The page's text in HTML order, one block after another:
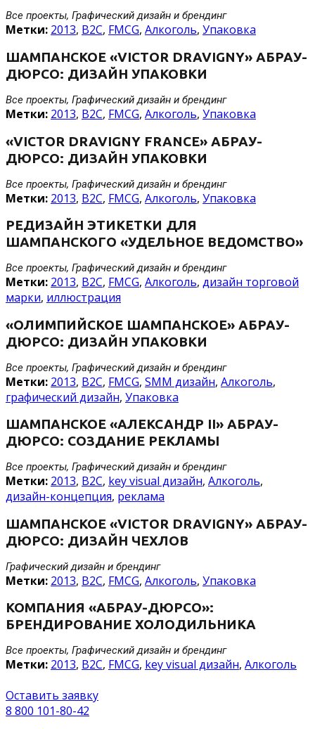
Все проекты, Графический дизайн и брендинг
Метки: 2013, B2C, FMCG, Алкоголь, Упаковка
ШАМПАНСКОЕ «VICTOR DRAVIGNY» АБРАУ-
ДЮРСО: ДИЗАЙН УПАКОВКИ
Все проекты, Графический дизайн и брендинг
Метки: 2013, B2C, FMCG, Алкоголь, Упаковка
«VICTOR DRAVIGNY FRANCE» АБРАУ-
ДЮРСО: ДИЗАЙН УПАКОВКИ
Все проекты, Графический дизайн и брендинг
Метки: 2013, B2C, FMCG, Алкоголь, Упаковка
РЕДИЗАЙН ЭТИКЕТКИ ДЛЯ
ШАМПАНСКОГО «УДЕЛЬНОЕ ВЕДОМСТВО»
Все проекты, Графический дизайн и брендинг
Метки: 2013, B2C, FMCG, Алкоголь, дизайн торговой
марки, иллюстрация
«ОЛИМПИЙСКОЕ ШАМПАНСКОЕ» АБРАУ-
ДЮРСО: ДИЗАЙН УПАКОВКИ
Все проекты, Графический дизайн и брендинг
Метки: 2013, B2C, FMCG, SMM дизайн, Алкоголь,
графический дизайн, Упаковка
ШАМПАНСКОЕ «АЛЕКСАНДР II» АБРАУ-
ДЮРСО: СОЗДАНИЕ РЕКЛАМЫ
Все проекты, Графический дизайн и брендинг
Метки: 2013, B2C, key visual дизайн, Алкоголь,
дизайн-концепция, реклама
ШАМПАНСКОЕ «VICTOR DRAVIGNY» АБРАУ-
ДЮРСО: ДИЗАЙН ЧЕХЛОВ
Графический дизайн и брендинг
Метки: 2013, B2C, FMCG, Алкоголь, Упаковка
КОМПАНИЯ «АБРАУ-ДЮРСО»:
БРЕНДИРОВАНИЕ ХОЛОДИЛЬНИКА
Все проекты, Графический дизайн и брендинг
Метки: 2013, B2C, FMCG, key visual дизайн, Алкоголь
Оставить заявку
8 800 101-80-42